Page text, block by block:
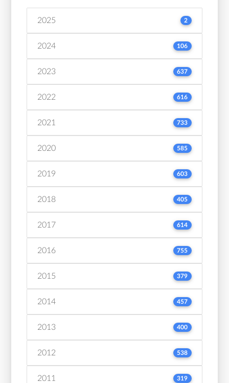
2025 2
2024 106
2023 637
2022 616
2021 733
2020 585
2019 603
2018 405
2017 614
2016 755
2015 379
2014 457
2013 400
2012 538
2011 319